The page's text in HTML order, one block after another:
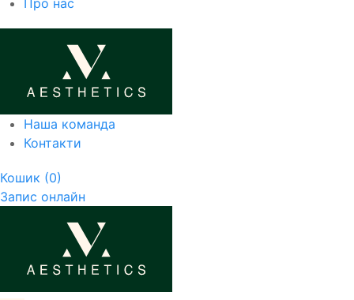
Про нас
Наша команда
Контакти
Кошик (0)
Запис онлайн